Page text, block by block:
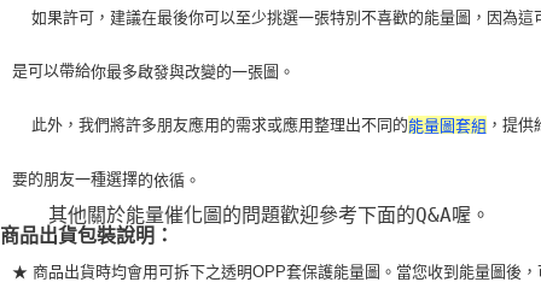
如果許可，建議在最後你可以至少挑選一張特別不喜歡的能量圖，因為這
是可以帶給你最多啟發與改變的一張圖。
    此外，我們將許多朋友應用的需求或應用整理出不同的
能量圖套組 ，提供
要的朋友一種選擇的依循。
    其他關於能量催化圖的問題歡迎參考下面的Q&A喔。
商品出貨包裝說明：
★ 商品出貨時均會用可拆下之透明OPP套保護能量圖。當您收到能量圖後，